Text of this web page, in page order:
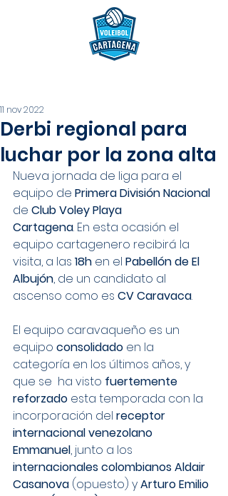
Derbi regional para
luchar por la zona alta
11 nov 2022
Nueva jornada de liga para el
equipo de Primera División Nacional
de Club Voley Playa
Cartagena. En esta ocasión el
equipo cartagenero recibirá la
visita, a las 18h en el Pabellón de El
Albujón, de un candidato al
ascenso como es CV Caravaca.
El equipo caravaqueño es un
equipo consolidado en la
categoría en los últimos años, y
que se  ha visto fuertemente
reforzado esta temporada con la
incorporación del receptor
internacional venezolano
Emmanuel, junto a los
internacionales colombianos Aldair
Casanova (opuesto) y Arturo Emilio